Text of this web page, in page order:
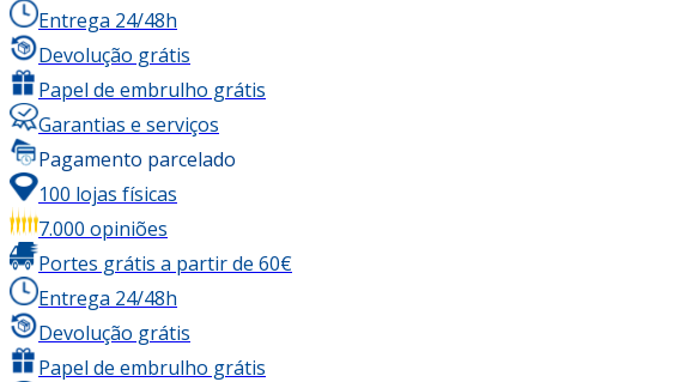
Entrega 24/48h
Devolução grátis
Papel de embrulho grátis
Garantias e serviços
Pagamento parcelado
100 lojas físicas
7.000 opiniões
Portes grátis a partir de 60€
Entrega 24/48h
Devolução grátis
Papel de embrulho grátis